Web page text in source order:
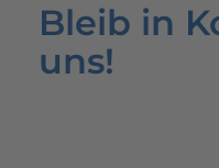
Bleib in
uns!